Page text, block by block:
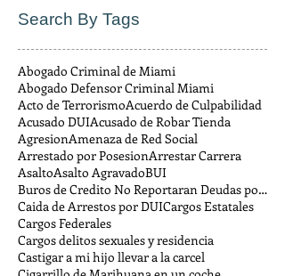
Search By Tags
Abogado Criminal de Miami
Abogado Defensor Criminal Miami
Acto de TerrorismoAcuerdo de Culpabilidad
Acusado DUIAcusado de Robar Tienda
AgresionAmenaza de Red Social
Arrestado por PosesionArrestar Carrera
AsaltoAsalto AgravadoBUI
Buros de Credito No Reportaran Deudas por Multas
Caida de Arrestos por DUICargos Estatales
Cargos Federales
Cargos delitos sexuales y residencia
Castigar a mi hijo llevar a la carcel